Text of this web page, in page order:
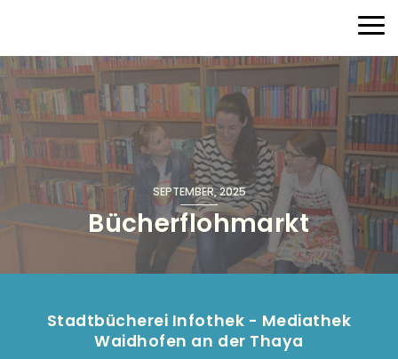
SEPTEMBER, 2025
Bücherflohmarkt
Stadtbücherei Infothek - Mediathek
Waidhofen an der Thaya